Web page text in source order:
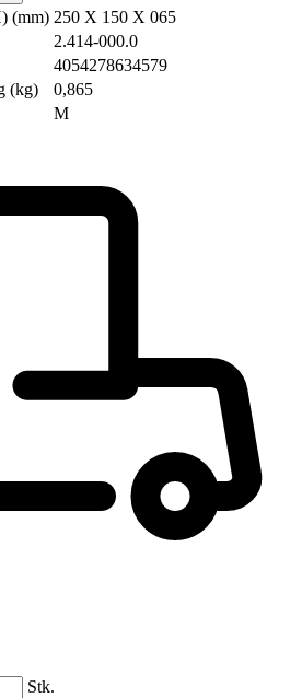
(mm) 250 X 150 X 065
2.414-000.0
4054278634579
(kg)
0,865
M
Stk.